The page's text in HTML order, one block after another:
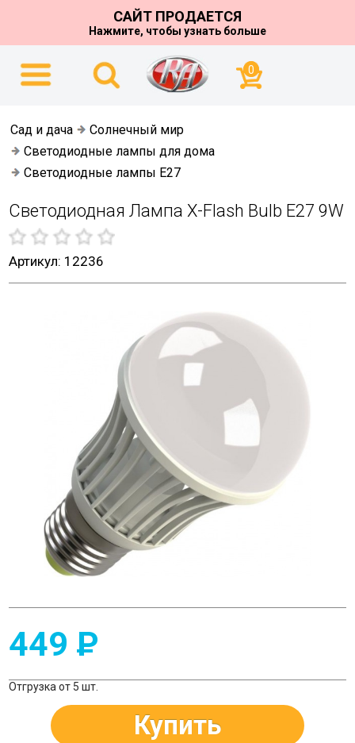
САЙТ ПРОДАЕТСЯ
Нажмите, чтобы узнать больше
0
Сад и дача
Солнечный мир
Светодиодные лампы для дома
Светодиодные лампы E27
Cветодиодная Лампа X-Flash Bulb E27 9W
Артикул: 12236
449 P
Отгрузка от 5 шт.
Купить